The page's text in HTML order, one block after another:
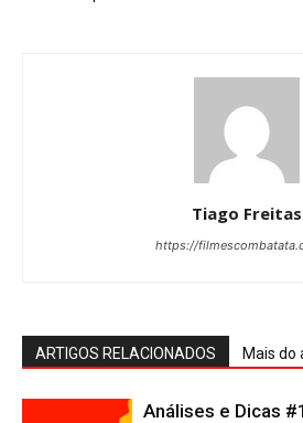
Tiago Freitas
https://
ARTIGOS RELACIONADOS Mais do
Análises e Dicas